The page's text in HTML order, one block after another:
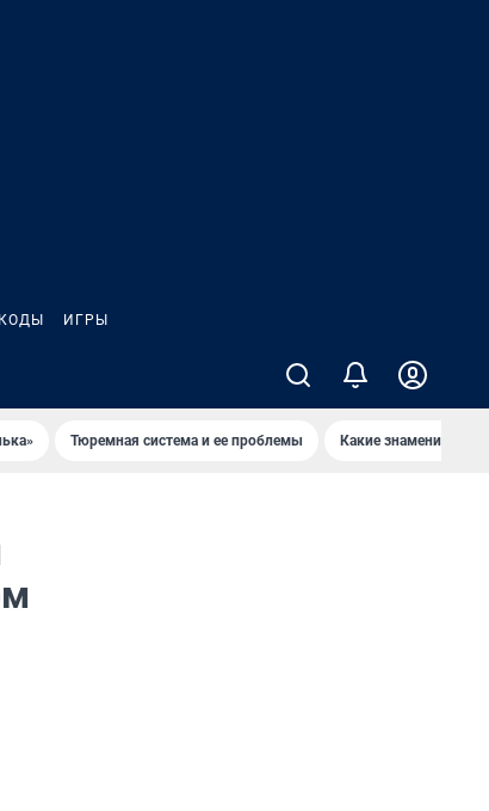
ИГРЫ
Тюремная система и ее проблемы Какие знаменитости